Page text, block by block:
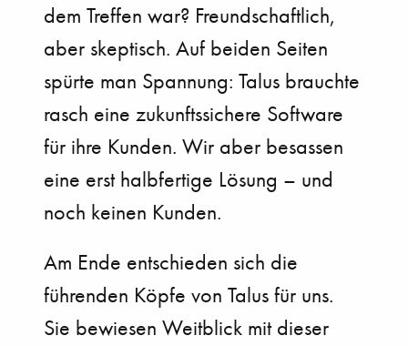
dem Treffen war? Freundschaftlich,
aber skeptisch. Auf beiden Seiten
spürte man Spannung: Talus brauchte
rasch eine zukunftssichere Software
für ihre Kunden. Wir aber besassen
eine erst halbfertige Lösung – und
noch keinen Kunden.
Am Ende entschieden sich die
führenden Köpfe von Talus für uns.
Sie bewiesen Weitblick mit dieser